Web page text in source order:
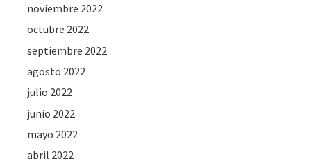
noviembre 2022
octubre 2022
septiembre 2022
agosto 2022
julio 2022
junio 2022
mayo 2022
abril 2022